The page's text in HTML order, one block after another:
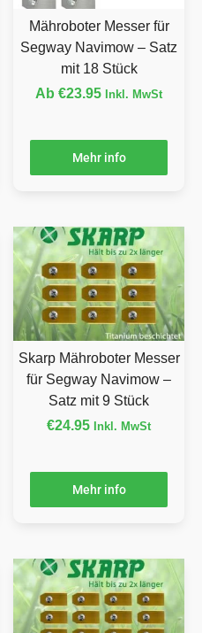
Mähroboter Messer für
Segway Navimow – Satz
mit 18 Stück
Ab €23.95 Inkl. MwSt
Mehr info
Skarp Mähroboter Messer
für Segway Navimow –
Satz mit 9 Stück
€24.95 Inkl. MwSt
Mehr info